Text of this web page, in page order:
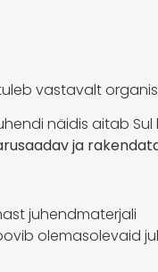
vastavalt
näidis aitab
ja
juhendmaterjali
olemasolevaid